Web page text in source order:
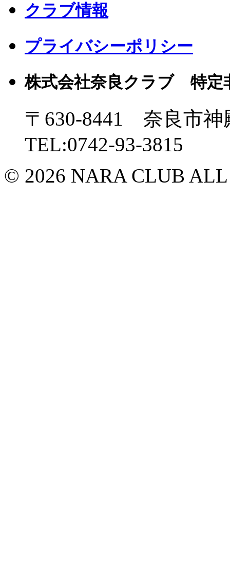
クラブ情報
プライバシーポリシー
株式会社奈良クラブ 特定
〒630-8441 奈良市
TEL:0742-93-3815
© 2026 NARA CLUB ALL